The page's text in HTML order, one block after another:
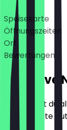
Deals
Speisekarte
Öffnungszeiten
Ort
Bewertungen
Exklusive
Hier findest du
für NeoTaste